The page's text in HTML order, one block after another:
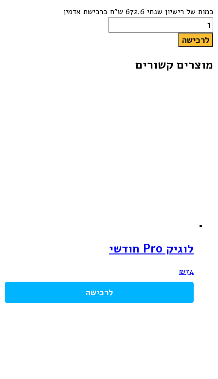
כמות של רישיון שנתי 672.6 ש"ח ברכישת אדמין
לרכישה
מוצרים קשורים
לוגיק Pro חודשי
₪74
לרכישה